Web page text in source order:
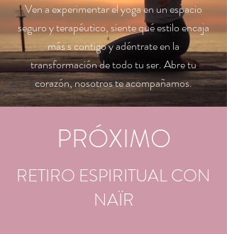
Ven a experimentar el yoga en un espacio
seguro y terapéutico, siente qué estilo encaja
más s contigo y adéntrate en la
transformación de todo tu ser. Abre tu
corazón, nosotros te acompañamos.
PRÓXIMO
RETIRO ESPIRITUAL CON
NAÏR